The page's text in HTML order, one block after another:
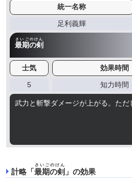
統一名称
足利義輝
最期の剣
さいごのけん
士気 効果時間
5 知力時間
武力と斬撃ダメージが上がる。ただ
計略「 最期の剣
さいごのけん
」の効果